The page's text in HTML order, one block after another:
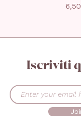
Iscriviti